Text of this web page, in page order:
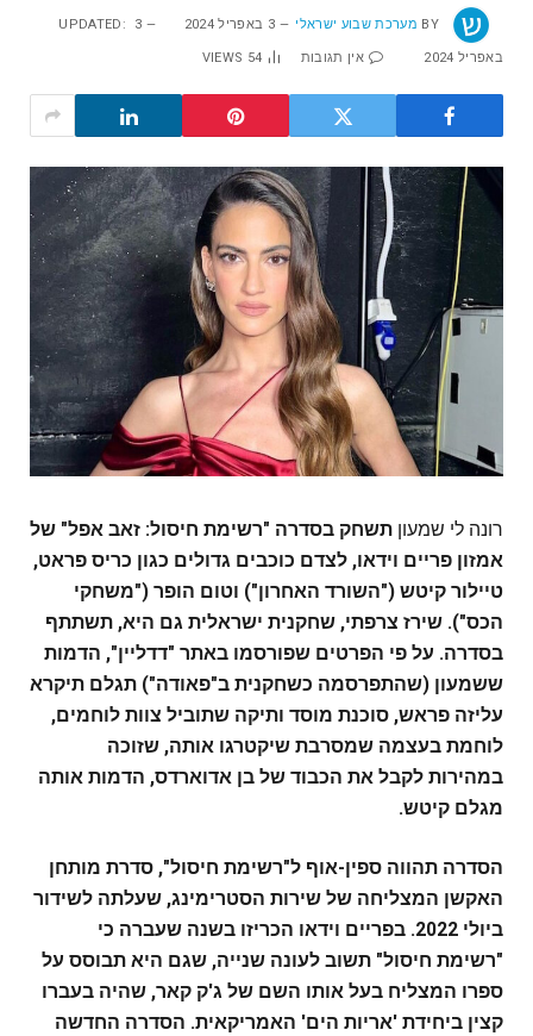
BY מערכת שבוע ישראלי 3 באפריל 2024 UPDATED: 3
באפריל 2024 אין תגובות 54
VIEWS
רונה לי שמעון תשחק בסדרה "רשימת חיסול: זאב אפל" של
אמזון פריים וידאו, לצדם כוכבים גדולים כגון כריס פראט,
טיילור קיטש ("השורד האחרון") וטום הופר ("משחקי
הכס"). שירז צרפתי, שחקנית ישראלית גם היא, תשתתף
בסדרה. על פי הפרטים שפורסמו באתר "דדליין", הדמות
ששמעון (שהתפרסמה כשחקנית ב"פאודה") תגלם תיקרא
עליזה פראש, סוכנת מוסד ותיקה שתוביל צוות לוחמים,
לוחמת בעצמה שמסרבת שיקטרגו אותה, שזוכה
במהירות לקבל את הכבוד של בן אדוארדס, הדמות אותה
מגלם קיטש.
הסדרה תהווה ספין-אוף ל"רשימת חיסול", סדרת מותחן
האקשן המצליחה של שירות הסטרימינג, שעלתה לשידור
ביולי 2022. בפריים וידאו הכריזו בשנה שעברה כי
"רשימת חיסול" תשוב לעונה שנייה, שגם היא תבוסס על
ספרו המצליח בעל אותו השם של ג'ק קאר, שהיה בעברו
קצין ביחידת 'אריות הים' האמריקאית. הסדרה החדשה